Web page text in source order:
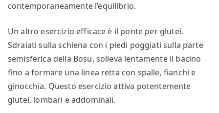
contemporaneamente l’equilibrio.
Un altro esercizio efficace è il ponte per glutei.
Sdraiati sulla schiena con i piedi poggiati sulla parte
semisferica della Bosu, solleva lentamente il bacino
fino a formare una linea retta con spalle, fianchi e
ginocchia. Questo esercizio attiva potentemente
glutei, lombari e addominali.